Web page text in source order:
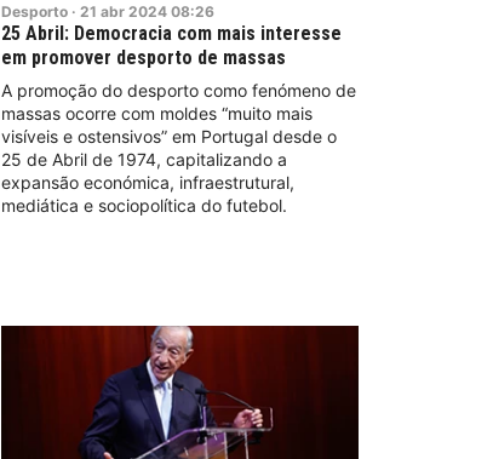
Desporto · 21 abr 2024 08:26
25 Abril: Democracia com mais interesse
em promover desporto de massas
A promoção do desporto como fenómeno de
massas ocorre com moldes “muito mais
visíveis e ostensivos” em Portugal desde o
25 de Abril de 1974, capitalizando a
expansão económica, infraestrutural,
mediática e sociopolítica do futebol.